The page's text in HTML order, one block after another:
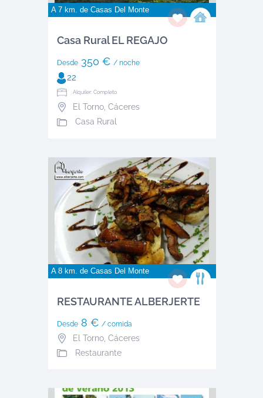
A 7 km. de Casas Del Monte
Casa Rural EL REGAJO
Desde350 € / noche
22
Alquiler: Completo
El Torno, Cáceres
Casa Rural
A 8 km. de Casas Del Monte
RESTAURANTE ALBERJERTE
Desde8 € / comida
El Torno, Cáceres
Restaurante